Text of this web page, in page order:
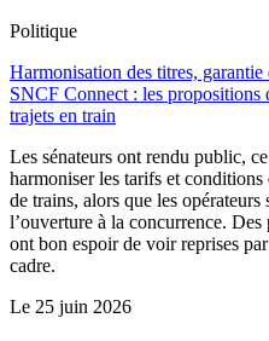
Politique
Harmonisation des titres,
SNCF Connect : les propositions
trajets en train
Les sénateurs ont rendu public,
harmoniser les tarifs et conditions
de trains, alors que les
l’ouverture à la concurrence.
ont bon espoir de voir reprises
cadre.
Le 25 juin 2026